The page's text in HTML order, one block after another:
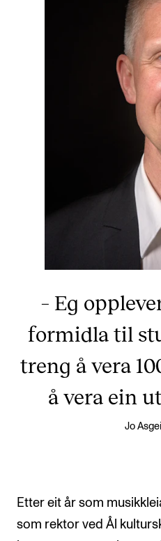
– Eg
formidla til
treng å vera
å vera ein
Jo
Etter eit år som
som rektor ved Ål